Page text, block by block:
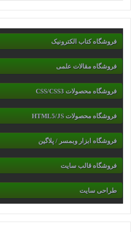
فروشگاه کتاب الکترونیک
فروشگاه مقالات علمی
فروشگاه محصولات CSS/CSS3
فروشگاه محصولات HTML5/JS
فروشگاه ابزار وبمسر / پلاگین
فروشگاه قالب سایت
طراحی سایت